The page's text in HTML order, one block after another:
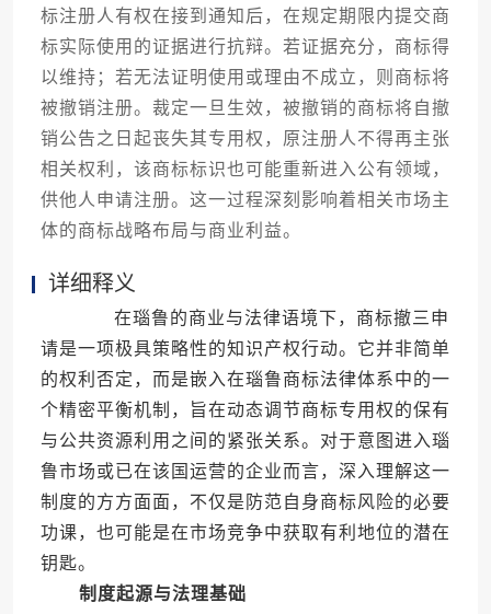
标注册人有权在接到通知后，在规定期限内提交商
标实际使用的证据进行抗辩。若证据充分，商标得
以维持；若无法证明使用或理由不成立，则商标将
被撤销注册。裁定一旦生效，被撤销的商标将自撤
销公告之日起丧失其专用权，原注册人不得再主张
相关权利，该商标标识也可能重新进入公有领域，
供他人申请注册。这一过程深刻影响着相关市场主
体的商标战略布局与商业利益。
详细释义
在瑙鲁的商业与法律语境下，商标撤三申
请是一项极具策略性的知识产权行动。它并非简单
的权利否定，而是嵌入在瑙鲁商标法律体系中的一
个精密平衡机制，旨在动态调节商标专用权的保有
与公共资源利用之间的紧张关系。对于意图进入瑙
鲁市场或已在该国运营的企业而言，深入理解这一
制度的方方面面，不仅是防范自身商标风险的必要
功课，也可能是在市场竞争中获取有利地位的潜在
钥匙。
制度起源与法理基础